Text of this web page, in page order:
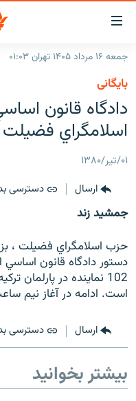
لینک‌های
قابلیت
دسترسی
بازگشت
بازگشت
منوی
اصلی
رفتن
به
صفحه
جستجو
صفحه اصلی
ایران
جهان
برنامه‌های رادیویی
فرکانس‌ها
پادکست
چندرسانه‌ای
گزارش‌های تصویری
گزارش‌های ویدئویی
زنان فردا
English
به ما بپیوندید
زبان‌های دیگر
جمعه ۱۶ مرداد ۱۴۰۵ تهران ۰۱:۰۳
بایگانی
دادگاه قانون
اسلامگراي فضيلت
۰۱/تیر/۱۳۸۰
ارسال
دسترسی
جمشيد زند
حزب اسلامگراي فضيلت ،
دستور دادگاه قانون
102 نماينده در
است. ادامه در آغاز نيم
ارسال دسترسی
بیشتر بخوانید